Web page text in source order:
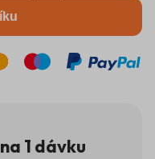
1 dávku